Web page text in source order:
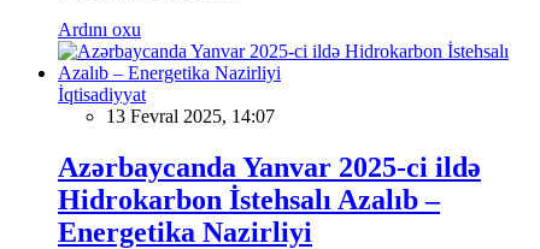
Ardını oxu
İqtisadiyyat
13 Fevral 2025, 14:07
Azərbaycanda Yanvar 2025-ci ildə
Hidrokarbon İstehsalı Azalıb –
Energetika Nazirliyi